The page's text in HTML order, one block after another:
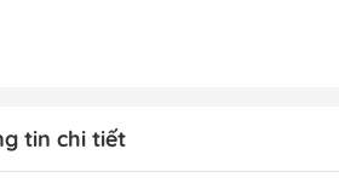
tin chi tiết